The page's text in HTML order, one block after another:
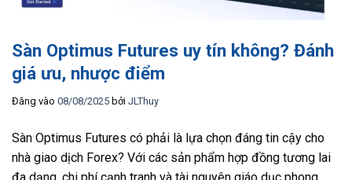
Sàn Optimus Futures uy tín không? Đánh
giá ưu, nhược điểm
Đăng vào 08/08/2025 bởi JLThuy
Sàn Optimus Futures có phải là lựa chọn đáng tin cậy cho
nhà giao dịch Forex? Với các sản phẩm hợp đồng tương lai